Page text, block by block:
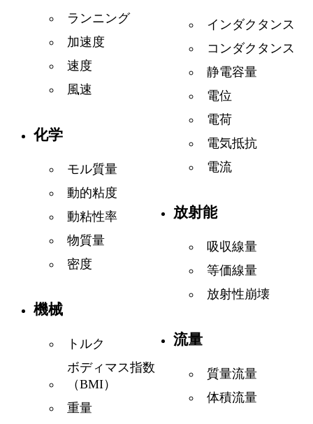
ランニング
加速度
速度
風速
化学
モル質量
動的粘度
動粘性率
物質量
密度
機械
トルク
ボディマス指数
（BMI）
重量
インダクタンス
コンダクタンス
静電容量
電位
電荷
電気抵抗
電流
放射能
吸収線量
等価線量
放射性崩壊
流量
質量流量
体積流量